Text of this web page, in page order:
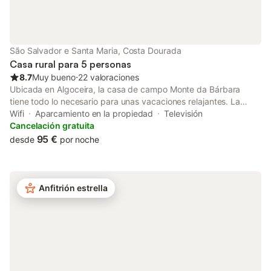
São Salvador e Santa Maria, Costa Dourada
Casa rural para 5 personas
8.7Muy bueno⋅22 valoraciones
Ubicada en Algoceira, la casa de campo Monte da Bárbara
tiene todo lo necesario para unas vacaciones relajantes. La
propiedad de 100 m² cuenta con salón, cocina bien equipada, 1
dormitorio y 1 baño, y puede alojar hasta 5 personas. Entre las
comodidades adicionales encontraréis Wi-Fi, televisión,
una plaza de aparcamiento disponible en la propiedad. Se
admiten hasta 2 mascotas. No se permite fumar ni celebrar
eventos. El aire acondicionado no está disponible. Hay cámaras
Wifi Aparcamiento en la propiedad
Televisión
Cancelación gratuita
desde 95 € por noche
Anfitrión estrella